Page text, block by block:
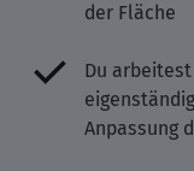
der Fläche
Du
Anpassung